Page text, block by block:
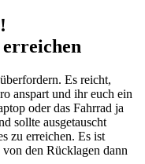
erreichen
Es reicht,
anspart und ihreuch ein
oder das Fahrrad ja
sollte ausgetauscht
zu erreichen. Es ist
den Rücklagen dann